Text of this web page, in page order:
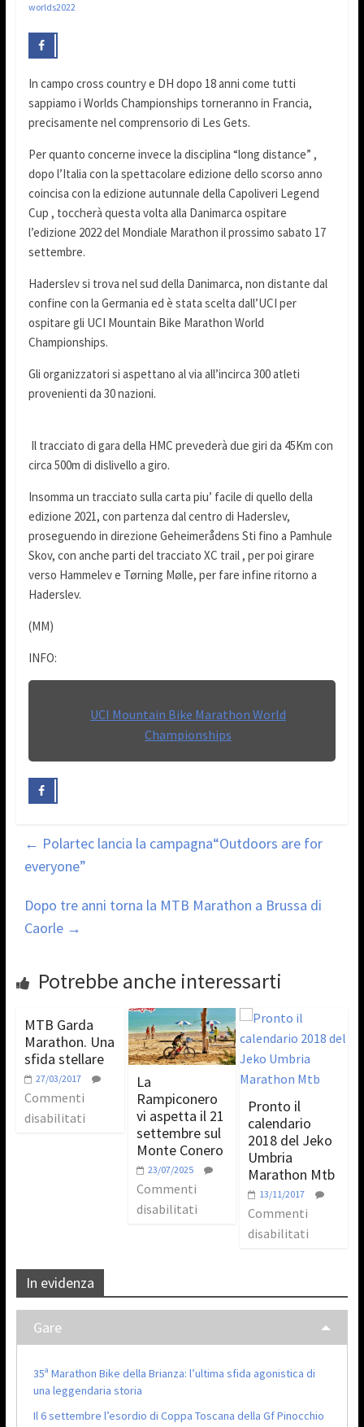
worlds2022
In campo cross country e DH dopo 18 anni come tutti
sappiamo i Worlds Championships torneranno in Francia,
precisamente nel comprensorio di Les Gets.
Per quanto concerne invece la disciplina “long distance” ,
dopo l’Italia con la spettacolare edizione dello scorso anno
coincisa con la edizione autunnale della Capoliveri Legend
Cup , toccherà questa volta alla Danimarca ospitare
l’edizione 2022 del Mondiale Marathon il prossimo sabato 17
settembre.
Haderslev si trova nel sud della Danimarca, non distante dal
confine con la Germania ed è stata scelta dall’UCI per
ospitare gli UCI Mountain Bike Marathon World
Championships.
Gli organizzatori si aspettano al via all’incirca 300 atleti
provenienti da 30 nazioni.
Il tracciato di gara della HMC prevederà due giri da 45Km con
circa 500m di dislivello a giro.
Insomma un tracciato sulla carta piu’ facile di quello della
edizione 2021, con partenza dal centro di Haderslev,
proseguendo in direzione Geheimerådens Sti fino a Pamhule
Skov, con anche parti del tracciato XC trail , per poi girare
verso Hammelev e Tørning Mølle, per fare infine ritorno a
Haderslev.
(MM)
INFO:
UCI Mountain Bike Marathon World
Championships
← Polartec lancia la campagna“Outdoors are for
everyone”
Dopo tre anni torna la MTB Marathon a Brussa di
Caorle →
Potrebbe anche interessarti
MTB Garda
Marathon. Una
sfida stellare
27/03/2017
Commenti
disabilitati
La
Rampiconero
vi aspetta il 21
settembre sul
Monte Conero
23/07/2025
Commenti
disabilitati
Pronto il
calendario
2018 del Jeko
Umbria
Marathon Mtb
13/11/2017
Commenti
disabilitati
In evidenza
Gare
35ª Marathon Bike della Brianza: l’ultima sfida agonistica di
una leggendaria storia
Il 6 settembre l’esordio di Coppa Toscana della Gf Pinocchio